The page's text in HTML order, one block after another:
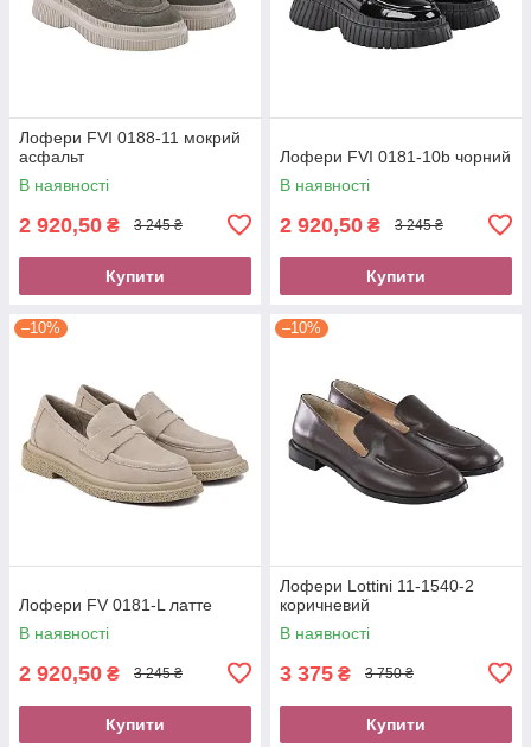
Лофери FVI 0188-11 мокрий
асфальт
В наявності
2 920,50 ₴ 3 245 ₴
Купити
Лофери FVI 0181-10b чорний
В наявності
2 920,50 ₴ 3 245 ₴
Купити
–10%
Лофери FV 0181-L латте
В наявності
2 920,50 ₴ 3 245 ₴
Купити
–10%
Лофери Lottini 11-1540-2
коричневий
В наявності
3 375 ₴ 3 750 ₴
Купити